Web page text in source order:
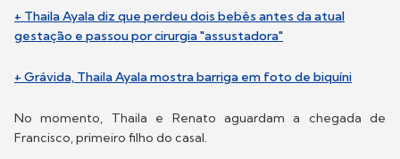
+ Thaila Ayala diz que perdeu dois bebês antes da atual
gestação e passou por cirurgia "assustadora"
+ Grávida, Thaila Ayala mostra barriga em foto de biquíni
No momento, Thaila e Renato aguardam a chegada de
Francisco, primeiro filho do casal.